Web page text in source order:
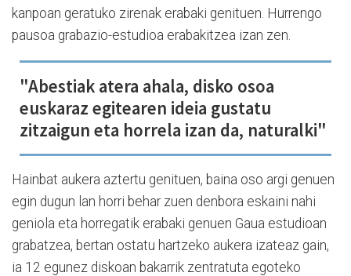
kanpoan geratuko zirenak erabaki genituen. Hurrengo
pausoa grabazio-estudioa erabakitzea izan zen.
"Abestiak atera ahala, disko osoa
euskaraz egitearen ideia gustatu
zitzaigun eta horrela izan da, naturalki"
Hainbat aukera aztertu genituen, baina oso argi genuen
egin dugun lan horri behar zuen denbora eskaini nahi
geniola eta horregatik erabaki genuen Gaua estudioan
grabatzea, bertan ostatu hartzeko aukera izateaz gain,
ia 12 egunez diskoan bakarrik zentratuta egoteko